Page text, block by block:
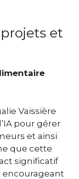
projets et
Vaissière
pour gérer
et ainsi
que cette
significatif
encourageant